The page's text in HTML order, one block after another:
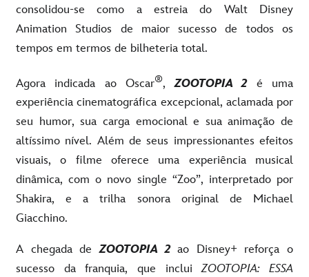
consolidou-se como a estreia do Walt Disney
Animation Studios de maior sucesso de todos os
tempos em termos de bilheteria total.
Agora indicada ao Oscar®,ZOOTOPIA 2é uma
experiência cinematográfica excepcional, aclamada por
seu humor, sua carga emocional e sua animação de
altíssimo nível. Além de seus impressionantes efeitos
visuais, o filme oferece uma experiência musical
dinâmica, com o novo single “Zoo”, interpretado por
Shakira, e a trilha sonora original de Michael
Giacchino.
A chegada deZOOTOPIA 2ao Disney+ reforça o
sucesso da franquia, que incluiZOOTOPIA: ESSA